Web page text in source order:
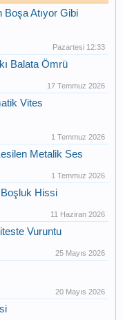
Atıyor Gibi
Pazartesi 12:33
Balata Ömrü
17 Temmuz 2026
Vites
1 Temmuz 2026
Metalik Ses
1 Temmuz 2026
Boşluk Hissi
11 Haziran 2026
Vuruntu
25 Mayıs 2026
20 Mayıs 2026